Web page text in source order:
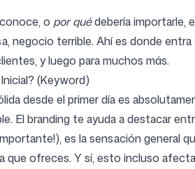
o por quédebería importarle,
negocio terrible. Ahí es donde
y luego para muchos más.
(Keyword)
desde el primer día es
El branding te ayuda a destacar
es la sensación general
que ofreces. Y sí, esto incluso